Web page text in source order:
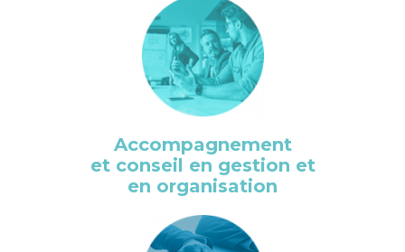
Accompagnement
et conseil en gestion et
en organisation